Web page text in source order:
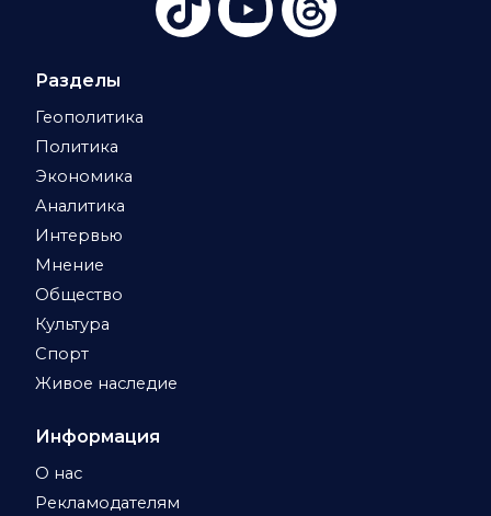
Разделы
Геополитика
Политика
Экономика
Аналитика
Интервью
Мнение
Общество
Культура
Спорт
Живое наследие
Информация
О нас
Рекламодателям